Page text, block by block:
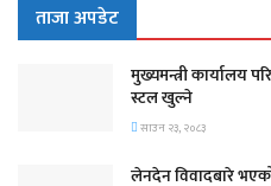
ताजा अपडेट
मुख्यमन्त्री कार्यालय
स्टल खुल्ने
साउन २३, २०८३
लेनदेन विवादबारे